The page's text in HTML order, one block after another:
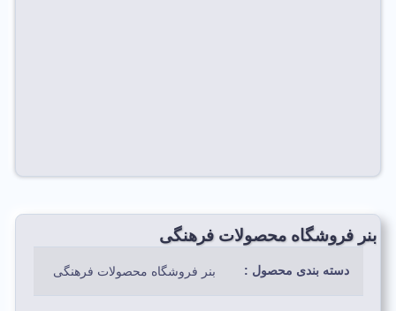
بنر فروشگاه محصولات فرهنگی
دسته بندی محصول : بنر فروشگاه محصولات فرهنگی